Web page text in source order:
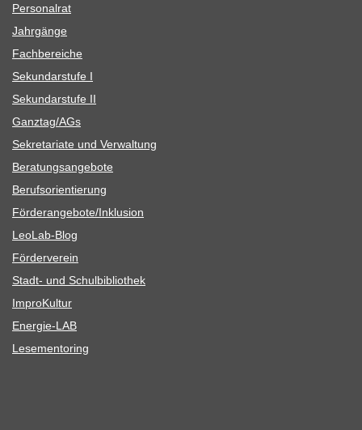
Per­so­nal­rat
Jahr­gänge
Fach­be­rei­che
Sekun­dar­stufe I
Sekun­dar­stufe II
Ganztag/​​AGs
Sekre­ta­riate und Verwaltung
Bera­tungs­an­ge­bote
Berufs­ori­en­tie­rung
Förderangebote/​​Inklusion
Leo­Lab-Blog
För­der­ver­ein
Stadt- und Schulbibliothek
Impro­Kul­tur
Ener­­gie-LAB
Lese­men­to­ring